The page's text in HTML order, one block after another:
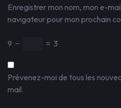
Enregistrer mon nom, mon e-
navigateur pour mon prochain
9 − = 3
Prévenez-moi de tous les
mail.